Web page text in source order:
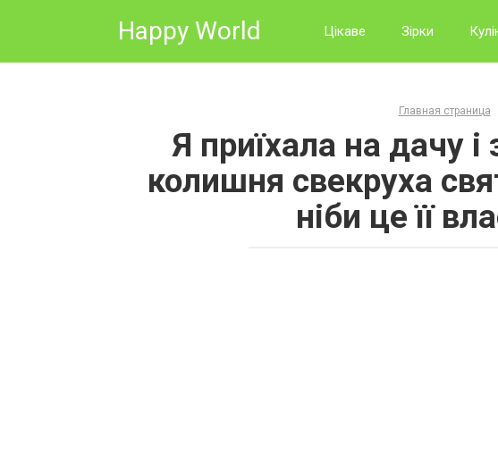
Happy World Цікаве Зірки
Главная страница
Я приїхала на дачу і
колишня свекруха
ніби це її